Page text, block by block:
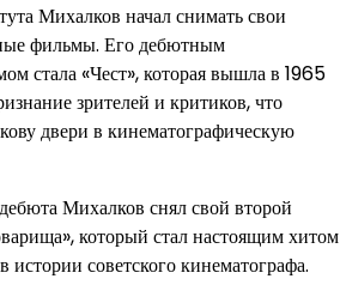
Михалков начал снимать свои
фильмы. Его дебютным
стала «Чест», которая вышла в 1965
зрителей и критиков, что
двери в кинематографическую
Михалков снял свой второй
который стал настоящим хитом
истории советского кинематографа.